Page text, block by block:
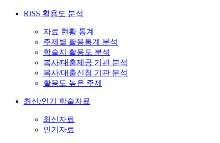
RISS 활용도 분석
자료 현황 통계
주제별 활용통계 분석
학술지 활용도 분석
복사/대출제공 기관 분석
복사/대출신청 기관 분석
활용도 높은 주제
최신/인기 학술자료
최신자료
인기자료